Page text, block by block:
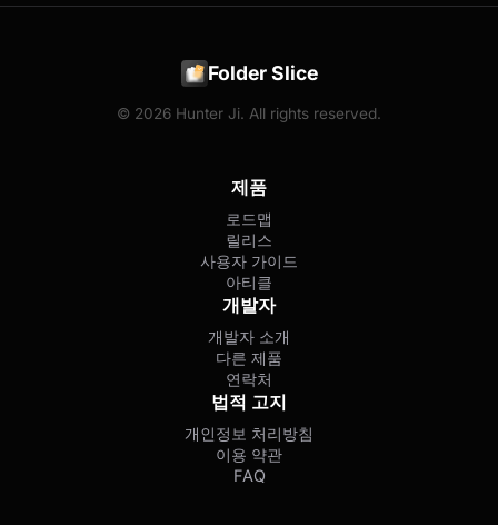
Folder Slice
© 2026 Hunter Ji. All rights reserved.
제품
로드맵
릴리스
사용자 가이드
아티클
개발자
개발자 소개
다른 제품
연락처
법적 고지
개인정보 처리방침
이용 약관
FAQ